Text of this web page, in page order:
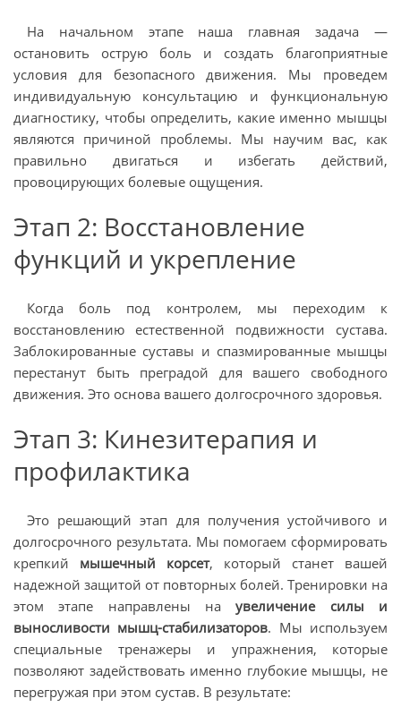
На начальном этапе наша главная задача —
остановить острую боль и создать благоприятные
условия для безопасного движения. Мы проведем
индивидуальную консультацию и функциональную
диагностику, чтобы определить, какие именно мышцы
являются причиной проблемы. Мы научим вас, как
правильно двигаться и избегать действий,
провоцирующих болевые ощущения.
Этап 2: Восстановление
функций и укрепление
Когда боль под контролем, мы переходим к
восстановлению естественной подвижности сустава.
Заблокированные суставы и спазмированные мышцы
перестанут быть преградой для вашего свободного
движения. Это основа вашего долгосрочного здоровья.
Этап 3: Кинезитерапия и
профилактика
Это решающий этап для получения устойчивого и
долгосрочного результата. Мы помогаем сформировать
крепкий мышечный корсет, который станет вашей
надежной защитой от повторных болей. Тренировки на
этом этапе направлены наувеличение силы и
выносливости мышц-стабилизаторов. Мы используем
специальные тренажеры и упражнения, которые
позволяют задействовать именно глубокие мышцы, не
перегружая при этом сустав. В результате: